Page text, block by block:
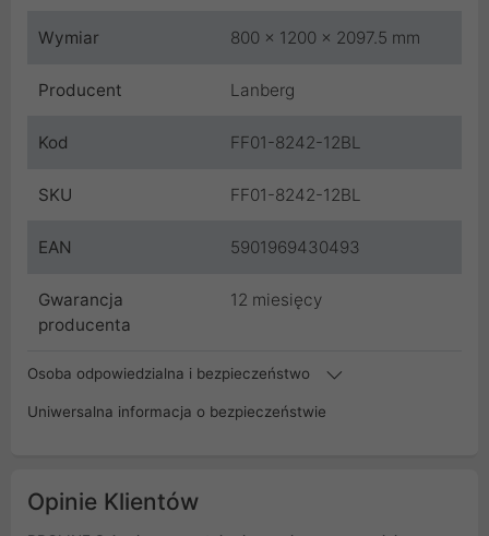
Wymiar 800 x 1200 x 2097.5 mm
Producent Lanberg
Kod FF01-8242-12BL
SKU FF01-8242-12BL
EAN 5901969430493
Gwarancja
producenta
12 miesięcy
Osoba odpowiedzialna i bezpieczeństwo
Uniwersalna informacja o bezpieczeństwie
Opinie Klientów